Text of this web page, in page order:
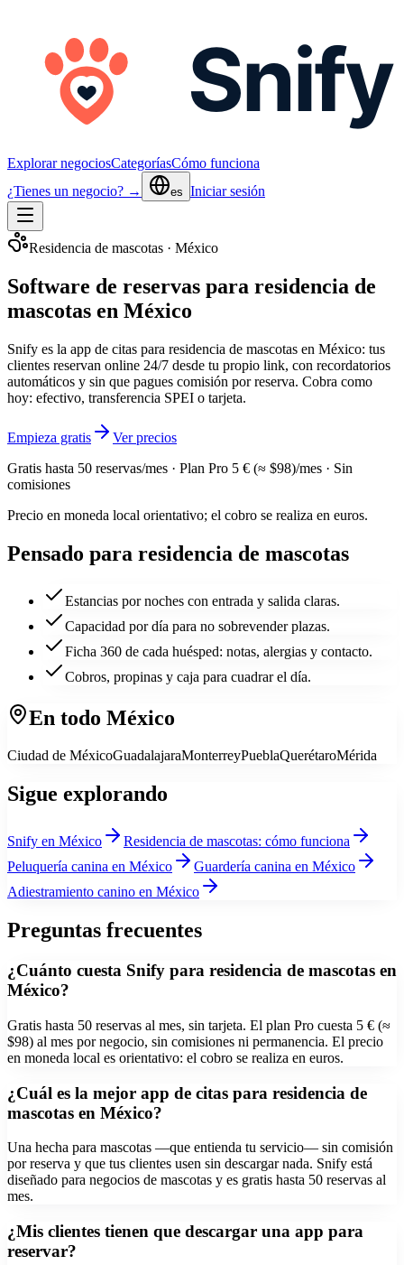
Explorar negociosCategoríasCómo funciona
¿Tienes un negocio? →
es Iniciar sesión
Residencia de mascotas · México
Software de reservas para residencia de
mascotas en México
Snify es la app de citas para residencia de mascotas en México: tus
clientes reservan online 24/7 desde tu propio link, con recordatorios
automáticos y sin que pagues comisión por reserva. Cobra como
hoy: efectivo, transferencia SPEI o tarjeta.
Empieza gratis
Ver precios
Gratis hasta 50 reservas/mes · Plan Pro 5 € (≈ $98)/mes · Sin
comisiones
Precio en moneda local orientativo; el cobro se realiza en euros.
Pensado para residencia de mascotas
Estancias por noches con entrada y salida claras.
Capacidad por día para no sobrevender plazas.
Ficha 360 de cada huésped: notas, alergias y contacto.
Cobros, propinas y caja para cuadrar el día.
En todo México
Ciudad de MéxicoGuadalajaraMonterreyPueblaQuerétaroMérida
Sigue explorando
Snify en México Residencia de mascotas: cómo funciona
Peluquería canina en México Guardería canina en México
Adiestramiento canino en México
Preguntas frecuentes
¿Cuánto cuesta Snify para residencia de mascotas en
México?
Gratis hasta 50 reservas al mes, sin tarjeta. El plan Pro cuesta 5 € (≈
$98) al mes por negocio, sin comisiones ni permanencia. El precio
en moneda local es orientativo: el cobro se realiza en euros.
¿Cuál es la mejor app de citas para residencia de
mascotas en México?
Una hecha para mascotas —que entienda tu servicio— sin comisión
por reserva y que tus clientes usen sin descargar nada. Snify está
diseñado para negocios de mascotas y es gratis hasta 50 reservas al
mes.
¿Mis clientes tienen que descargar una app para
reservar?